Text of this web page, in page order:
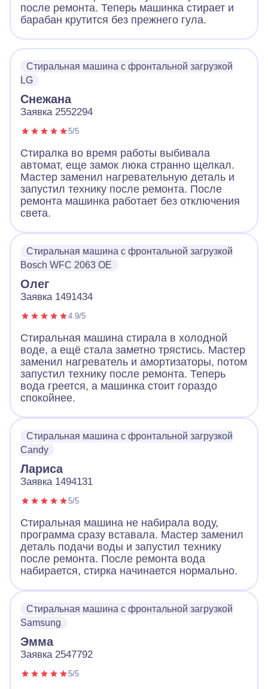
после ремонта. Теперь машинка стирает и
барабан крутится без прежнего гула.
Стиральная машина с фронтальной загрузкой
LG
Снежана
Заявка 2552294
5/5
Стиралка во время работы выбивала
автомат, еще замок люка странно щелкал.
Мастер заменил нагревательную деталь и
запустил технику после ремонта. После
ремонта машинка работает без отключения
света.
Стиральная машина с фронтальной загрузкой
Bosch WFC 2063 OE
Олег
Заявка 1491434
4.9/5
Стиральная машина стирала в холодной
воде, а ещё стала заметно трястись. Мастер
заменил нагреватель и амортизаторы, потом
запустил технику после ремонта. Теперь
вода греется, а машинка стоит гораздо
спокойнее.
Стиральная машина с фронтальной загрузкой
Candy
Лариса
Заявка 1494131
5/5
Стиральная машина не набирала воду,
программа сразу вставала. Мастер заменил
деталь подачи воды и запустил технику
после ремонта. После ремонта вода
набирается, стирка начинается нормально.
Стиральная машина с фронтальной загрузкой
Samsung
Эмма
Заявка 2547792
5/5